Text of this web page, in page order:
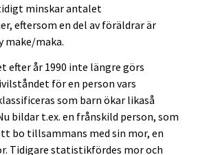
minskar antalet
eftersom en del av föräldrar är
make/maka.
efter år 1990 inte längre görs
för en person vars
som barn ökar likaså
bildar t.ex. en frånskild person, som
bo tillsammans med sin mor, en
Tidigare statistikfördes mor och